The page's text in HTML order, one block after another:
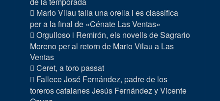
Mario Vilau talla una orella i es classifica
per a la final de «Cénate Las Ventas»
Orgulloso i Remirón, els novells de Sagrario
Moreno per al retorn de Mario Vilau a Las
Ventas
Ceret, a toro passat
Fallece José Fernández, padre de los
toreros catalanes Jesús Fernández y Vicente